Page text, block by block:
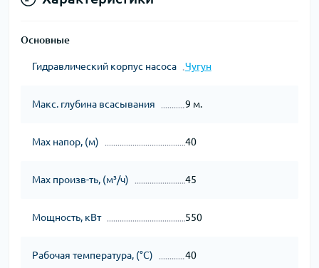
Основные
Гидравлический корпус насоса Чугун
Макс. глубина всасывания 9 м.
Мах напор, (м) 40
Мах произв-ть, (м³/ч) 45
Мощность, кВт 550
Рабочая температура, (°С) 40